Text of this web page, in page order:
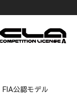
FIA公認モデル